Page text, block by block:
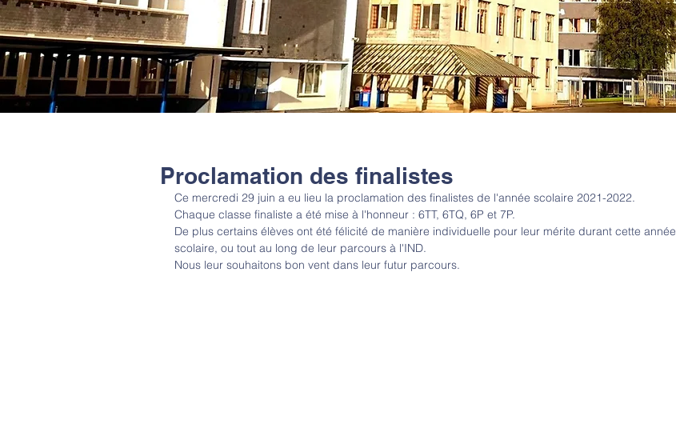
Proclamation des finalistes
Ce mercredi 29 juin a eu lieu la proclamation des finalistes de l'année scolaire 2021-2022.
Chaque classe finaliste a été mise à l'honneur : 6TT, 6TQ, 6P et 7P.
De plus certains élèves ont été félicité de manière individuelle pour leur mérite durant cette année
scolaire, ou tout au long de leur parcours à l'IND.
Nous leur souhaitons bon vent dans leur futur parcours.